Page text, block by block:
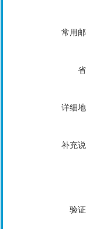
常用
详细
补充
验